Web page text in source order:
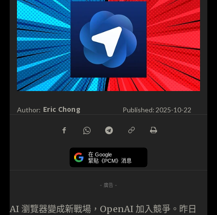
Author: Eric Chong Published: 2025-10-22
在 Google
緊貼《PCM》消息
- 廣告 -
AI 瀏覽器變成新戰場，OpenAI 加入競爭。昨日